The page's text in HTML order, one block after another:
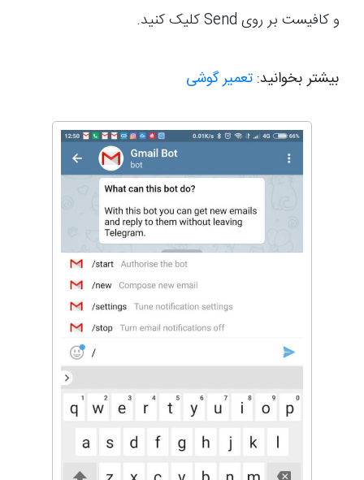
و کافیست بر روی Send کلیک کنید.
بیشتر بخوانید: تعمیر گوشی